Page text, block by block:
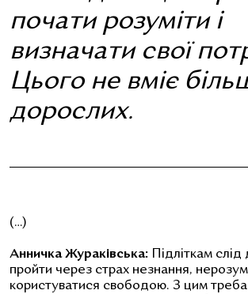
почати розуміти і
визначати свої
Цього не вміє
дорослих.
(…)
Анничка Жураківська:
Підліткам
пройти через страх незнання,
користуватися свободою. З цим треба